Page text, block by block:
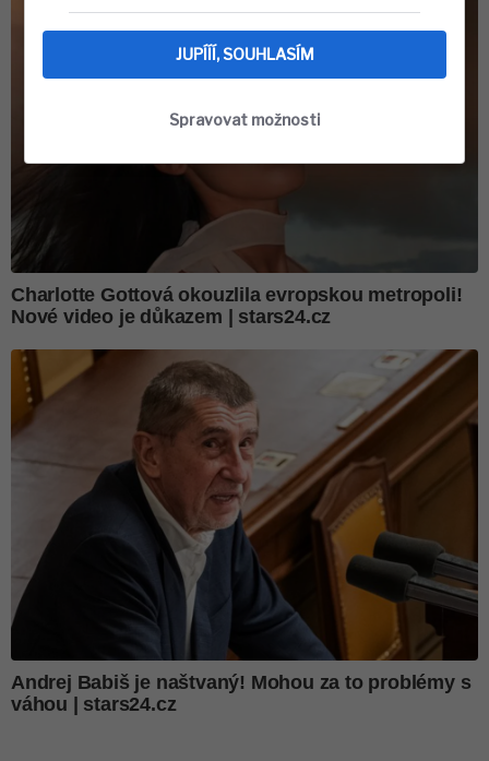
JUPÍÍÍ, SOUHLASÍM
Spravovat možnosti